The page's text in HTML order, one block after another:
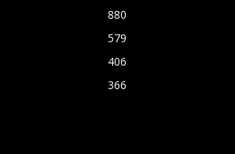
880
579
406
366